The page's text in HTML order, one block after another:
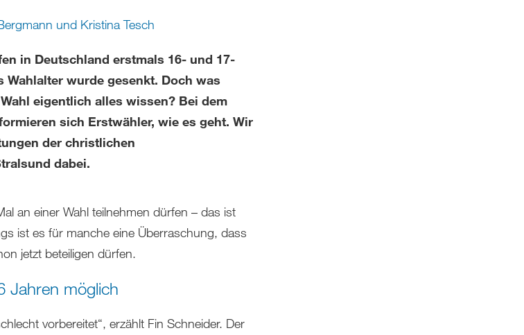
und Kristina Tesch
in Deutschland erstmals 16- und 17-
Wahlalter wurde gesenkt. Doch was
eigentlich alles wissen? Bei dem
sich Erstwähler, wie es geht. Wir
der christlichen
dabei.
an einer Wahl teilnehmen dürfen – das ist
ist es für manche eine Überraschung, dass
jetzt beteiligen dürfen.
Jahren möglich
vorbereitet“, erzählt Fin Schneider. Der